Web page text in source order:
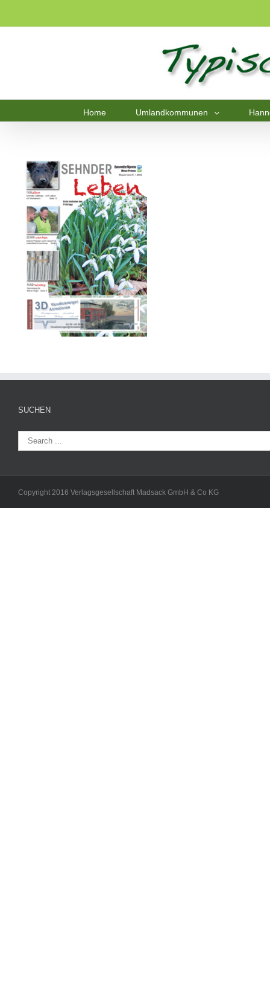
Home Umlandkommunen
SUCHEN
Copyright 2016 Verlagsgesellschaft Madsack GmbH & Co KG